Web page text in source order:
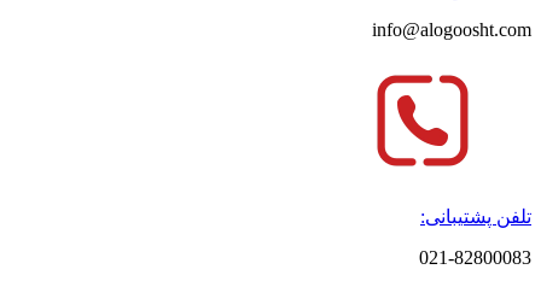
info@alogoosht.com
تلفن پشتیبانی:
021-82800083